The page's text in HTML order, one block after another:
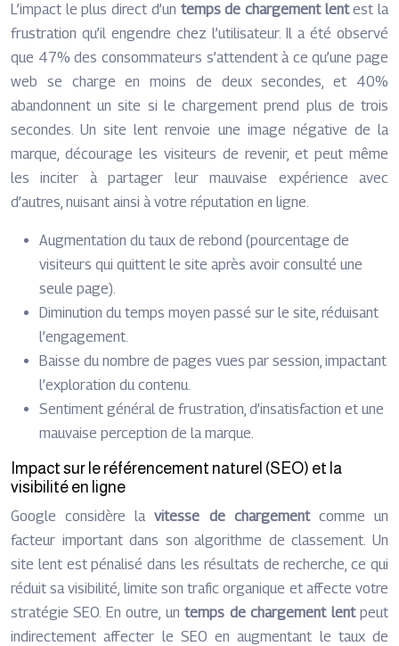
L’impact le plus direct d’un temps de chargement lentest la
frustration qu’il engendre chez l’utilisateur. Il a été observé
que 47% des consommateurs s’attendent à ce qu’une page
web se charge en moins de deux secondes, et 40%
abandonnent un site si le chargement prend plus de trois
secondes. Un site lent renvoie une image négative de la
marque, décourage les visiteurs de revenir, et peut même
les inciter à partager leur mauvaise expérience avec
d’autres, nuisant ainsi à votre réputation en ligne.
Augmentation du taux de rebond (pourcentage de
visiteurs qui quittent le site après avoir consulté une
seule page).
Diminution du temps moyen passé sur le site, réduisant
l’engagement.
Baisse du nombre de pages vues par session, impactant
l’exploration du contenu.
Sentiment général de frustration, d’insatisfaction et une
mauvaise perception de la marque.
Impact sur le référencement naturel (SEO) et la
visibilité en ligne
Google considère lavitesse de chargement comme un
facteur important dans son algorithme de classement. Un
site lent est pénalisé dans les résultats de recherche, ce qui
réduit sa visibilité, limite son trafic organique et affecte votre
stratégie SEO. En outre, untemps de chargement lentpeut
indirectement affecter le SEO en augmentant le taux de